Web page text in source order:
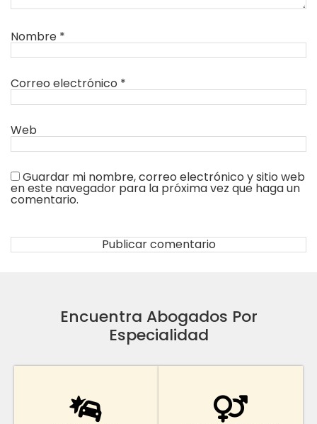
Nombre *
Correo electrónico *
Web
Guardar mi nombre, correo electrónico y sitio web
en este navegador para la próxima vez que haga un
comentario.
Encuentra Abogados Por
Especialidad